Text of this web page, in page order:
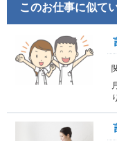
このお仕事に似て